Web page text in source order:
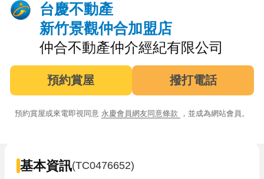
台慶不動產
新竹景觀仲合加盟店
仲合不動產仲介經紀有限公司
預約賞屋 撥打電話
預約賞屋或來電即視同意 永慶會員網友同意條款 ，並成為網站會員。
基本資訊(TC0476652)